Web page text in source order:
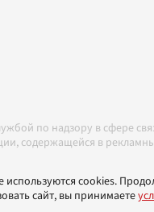
по надзору в сфере
содержащейся в
с Правилами
используются cookies.
сайт, вы принимаете